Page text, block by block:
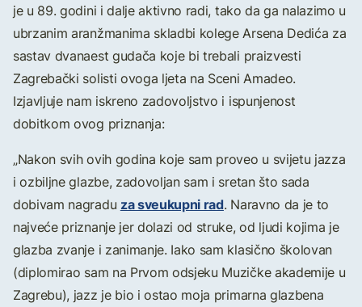
je u 89. godini i dalje aktivno radi, tako da ga nalazimo u
ubrzanim aranžmanima skladbi kolege Arsena Dedića za
sastav dvanaest gudača koje bi trebali praizvesti
Zagrebački solisti ovoga ljeta na Sceni Amadeo.
Izjavljuje nam iskreno zadovoljstvo i ispunjenost
dobitkom ovog priznanja:
„Nakon svih ovih godina koje sam proveo u svijetu jazza
i ozbiljne glazbe, zadovoljan sam i sretan što sada
dobivam nagradu za sveukupni rad. Naravno da je to
najveće priznanje jer dolazi od struke, od ljudi kojima je
glazba zvanje i zanimanje. Iako sam klasično školovan
(diplomirao sam na Prvom odsjeku Muzičke akademije u
Zagrebu), jazz je bio i ostao moja primarna glazbena